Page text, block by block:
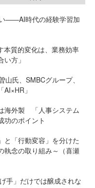
——AI時代の経験学習加
本質的変化は、業務効率
方」
氏、SMBCグループ、
」
海外製 「人事システム
功のポイント
と「行動変容」を分けた
執念の取り組み～（喜瀬
手」だけでは醸成されな